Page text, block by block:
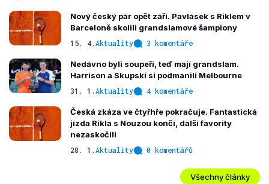
Nový český pár opět září. Pavlásek s Riklem v
Barceloně skolili grandslamové šampiony
15. 4. Aktuality 3 komentáře
Nedávno byli soupeři, teď mají grandslam.
Harrison a Skupski si podmanili Melbourne
31. 1. Aktuality 4 komentáře
Česká zkáza ve čtyřhře pokračuje. Fantastická
jízda Rikla s Nouzou končí, další favority
nezaskočili
28. 1. Aktuality 0 komentářů
Všechny články